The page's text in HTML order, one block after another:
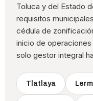
Toluca y del Estado
requisitos
cédula de
inicio de
solo gestor integral
Tlatlaya